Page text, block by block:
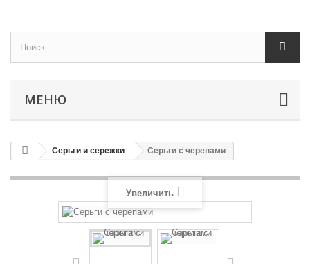
МЕНЮ
Серьги и сережки Серьги с черепами
Увеличить